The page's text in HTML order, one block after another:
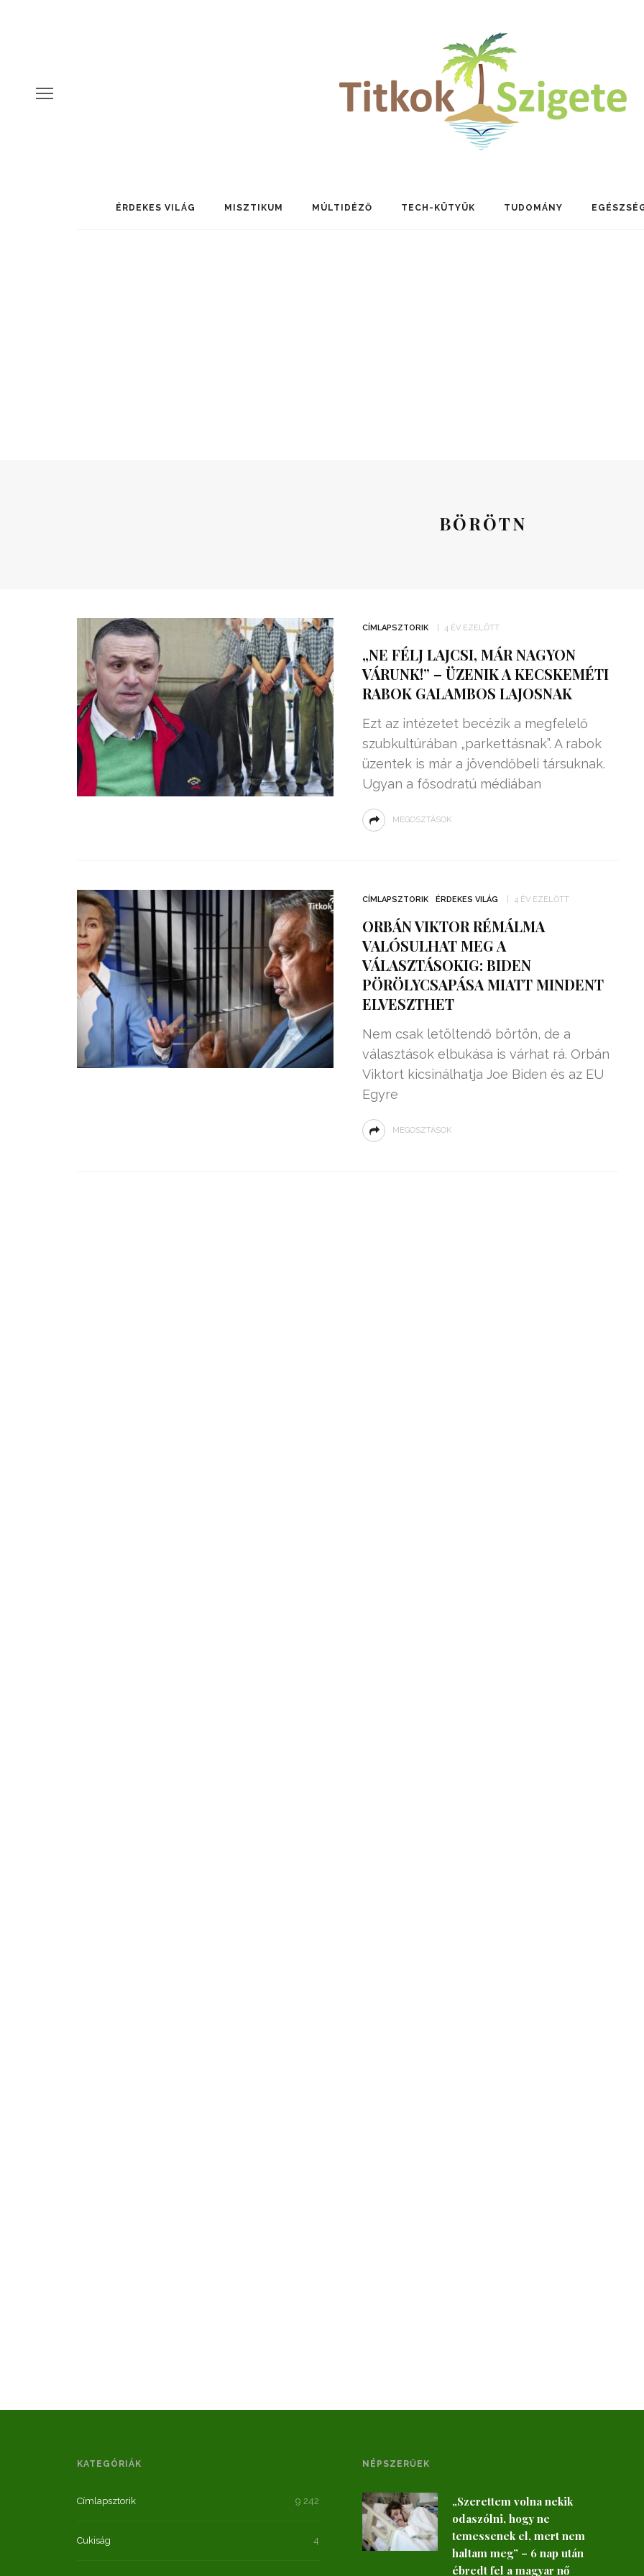
ÉRDEKES VILÁG MISZTIKUM MÚLTIDÉZŐ TECH-KÜTYÜK TUDOMÁNY
BÖRÖTN
CÍMLAPSZTORIK 4 ÉV EZELŐTT
„NE FÉLJ LAJCSI, MÁR NAGYON
VÁRUNK!” – ÜZENIK A KECSKEMÉTI
RABOK GALAMBOS LAJOSNAK
Ezt az intézetet becézik a megfelelő
szubkultúrában „parkettásnak”. A rabok
üzentek is már a jövendőbeli társuknak.
Ugyan a fősodratú médiában
MEGOSZTÁSOK
CÍMLAPSZTORIK ÉRDEKES VILÁG 4 ÉV EZELŐTT
ORBÁN VIKTOR RÉMÁLMA
VALÓSULHAT MEG A
VÁLASZTÁSOKIG: BIDEN
PÖRÖLYCSAPÁSA MIATT MINDENT
ELVESZTHET
Nem csak letöltendő börtön, de a
választások elbukása is várhat rá. Orbán
Viktort kicsinálhatja Joe Biden és az EU
Egyre
MEGOSZTÁSOK
99,13%-OS HATÉKONYSÁGGAL
NULLÁZZA AZ ÁRAMSZÁMLÁT
EZ A MOTOR!
HÁROM DIÁK: VÉGTELEN
ENERGIÁT
TERMELHETNÉNEK A
FEKVŐRENDŐRÖK!
KATEGÓRIÁK
Címlapsztorik 9 242
Cukiság 4
NÉPSZERŰEK
„Szerettem volna nekik
odaszólni, hogy ne
temessenek el, mert nem
haltam meg” – 6 nap után
ébredt fel a magyar nő